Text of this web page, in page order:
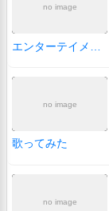
no image
no image
歌ってみた
no image